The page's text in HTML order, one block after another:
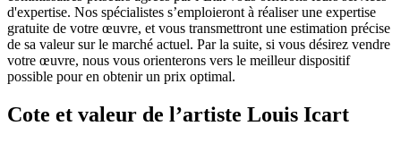
d'expertise. Nos spécialistes s’emploieront à réaliser une expertise
gratuite de votre œuvre, et vous transmettront une estimation précise
de sa valeur sur le marché actuel. Par la suite, si vous désirez vendre
votre œuvre, nous vous orienterons vers le meilleur dispositif
possible pour en obtenir un prix optimal.
Cote et valeur de l’artiste Louis Icart